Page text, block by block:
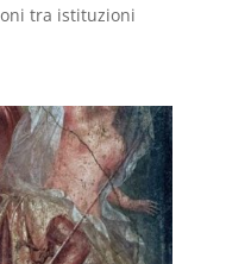
tra istituzioni